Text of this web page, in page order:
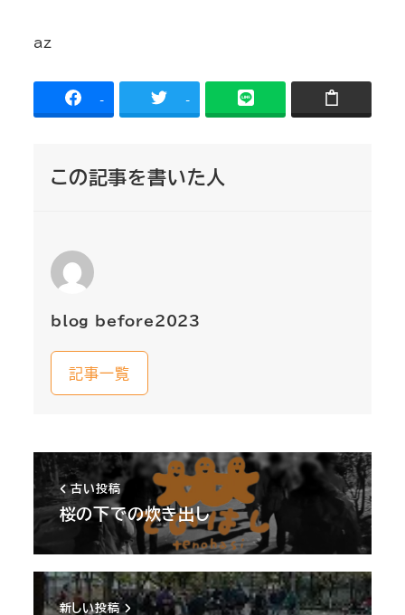
az
- -
この記事を書いた人
blog_before2023
記事一覧
古い投稿
桜の下での炊き出し
新しい投稿